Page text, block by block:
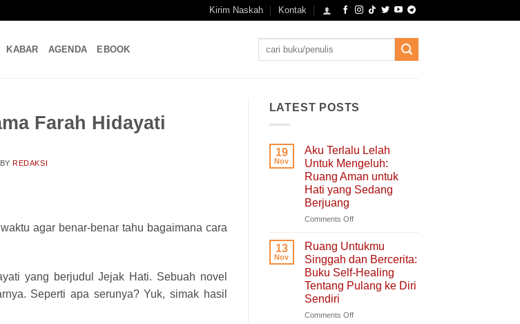
Kirim Naskah Kontak
KABAR AGENDA EBOOK
Search
Farah Hidayati
BY REDAKSI
agar benar-benar tahu bagaimana cara
yang berjudul Jejak Hati. Sebuah novel
Seperti apa serunya? Yuk, simak hasil
LATEST POSTS
19
Nov
Aku Terlalu Lelah
Untuk Mengeluh:
Ruang Aman untuk
Hati yang Sedang
Berjuang
Comments Offon
Terlalu
Lelah
Untuk
Mengeluh:
Ruang
untuk
13
Nov
Ruang Untukmu
Singgah dan Bercerita:
Buku Self-Healing
Tentang Pulang ke Diri
Sendiri
Comments Offon